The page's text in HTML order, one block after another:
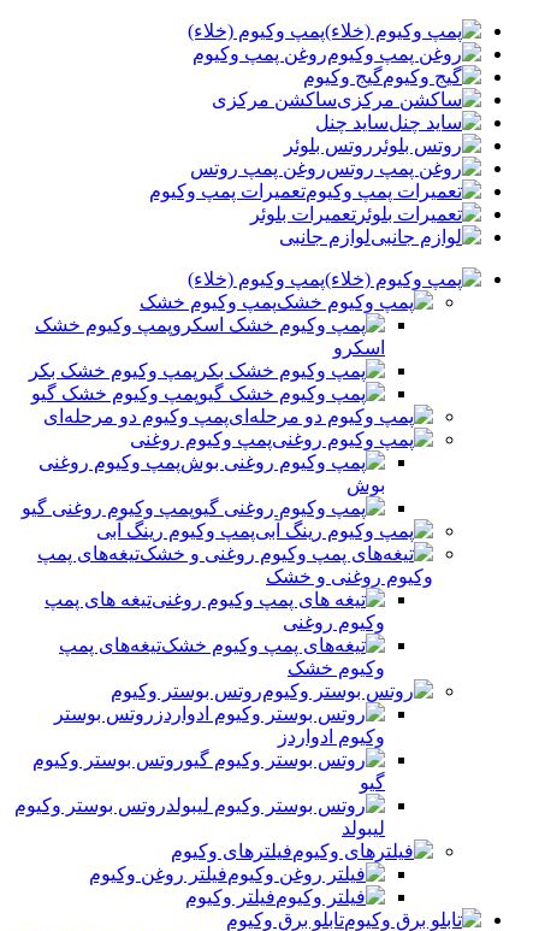
پمپ وکیوم (خلاء)
روغن پمپ وکیوم
گیج وکیوم
ساکشن مرکزی
ساید چنل
روتس بلوئر
روغن پمپ روتس
تعمیرات پمپ وکیوم
تعمیرات بلوئر
لوازم جانبی
پمپ وکیوم (خلاء)
پمپ وکیوم خشک
پمپ وکیوم خشک
اسکرو
پمپ وکیوم خشک بکر
پمپ وکیوم خشک گیو
پمپ وکیوم دو مرحله‌ای
پمپ وکیوم روغنی
پمپ وکیوم روغنی
بوش
پمپ وکیوم روغنی گیو
پمپ وکیوم رینگ آبی
تیغه‌های پمپ
وکیوم روغنی و خشک
تیغه های پمپ
وکیوم روغنی
تیغه‌های پمپ
وکیوم خشک
روتس بوستر وکیوم
روتس بوستر
وکیوم ادواردز
روتس بوستر وکیوم
گیو
روتس بوستر وکیوم
لیبولد
فیلترهای وکیوم
فیلتر روغن وکیوم
فیلتر وکیوم
تابلو برق وکیوم